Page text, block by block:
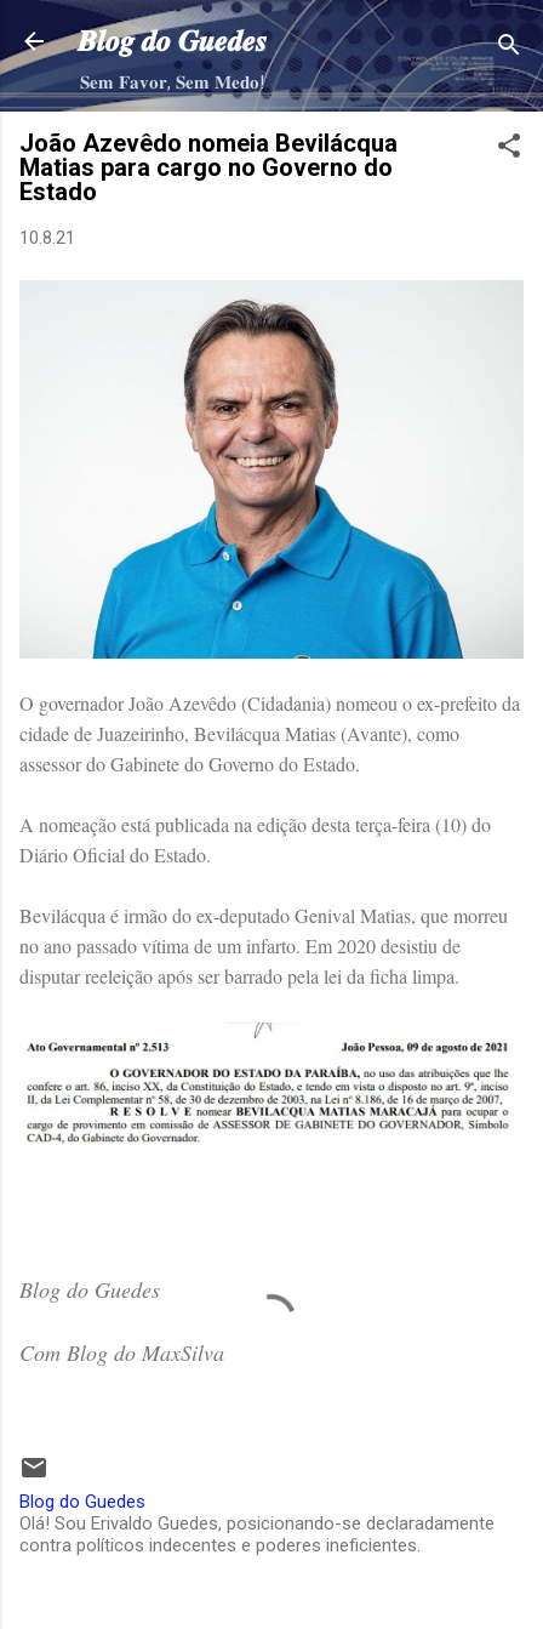
Pular para o conteúdo principal
𝑩𝒍𝒐𝒈 𝒅𝒐 𝑮𝒖𝒆𝒅𝒆𝒔
𝐒𝐞𝐦 𝐅𝐚𝐯𝐨𝐫, 𝐒𝐞𝐦 𝐌𝐞𝐝𝐨!
João Azevêdo nomeia Bevilácqua
Matias para cargo no Governo do
Estado
10.8.21
O governador João Azevêdo (Cidadania) nomeou o ex-prefeito da
cidade de Juazeirinho, Bevilácqua Matias (Avante), como
assessor do Gabinete do Governo do Estado.
A nomeação está publicada na edição desta terça-feira (10) do
Diário Oficial do Estado.
Bevilácqua é irmão do ex-deputado Genival Matias, que morreu
no ano passado vítima de um infarto. Em 2020 desistiu de
disputar reeleição após ser barrado pela lei da ficha limpa.
Blog do Guedes
Com Blog do MaxSilva
Blog do Guedes
Olá! Sou Erivaldo Guedes, posicionando-se declaradamente
contra políticos indecentes e poderes ineficientes.